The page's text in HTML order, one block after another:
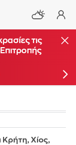
καιτις
Κρήτη, Χίος,